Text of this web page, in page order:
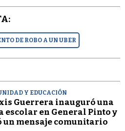
DE ROBO A UN UBER
Y EDUCACIÓN
Guerrera inauguró una
escolar en General Pinto y
un mensaje comunitario